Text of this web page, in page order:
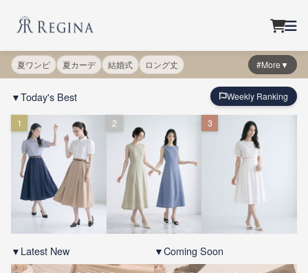
夏ワンピ 夏カーデ 結婚式 ロング丈 #More▼
▼Today's Best Weekly Ranking
1 2 3
▼Latest New ▼Coming Soon